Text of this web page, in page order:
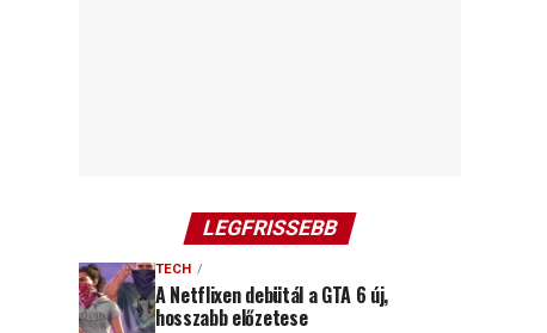
LEGFRISSEBB
TECH
A Netflixen debütál a GTA 6 új,
hosszabb előzetese